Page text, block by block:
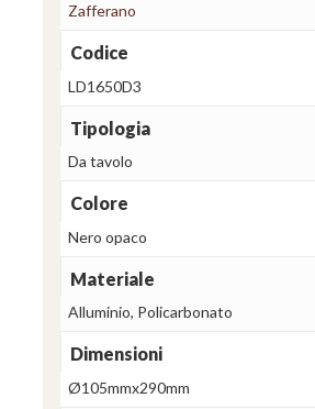
Zafferano
Codice
LD1650D3
Tipologia
Da tavolo
Colore
Nero opaco
Materiale
Alluminio, Policarbonato
Dimensioni
Ø105mmx290mm